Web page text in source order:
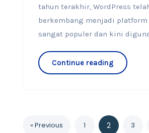
tahun terakhir, WordPress
berkembang menjadi platform
sangat populer dan kini
Continue reading
« Previous 1 2 3